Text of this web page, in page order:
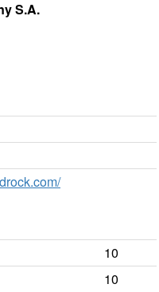
S.A.
10
10